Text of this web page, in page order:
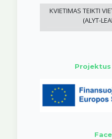
KVIETIMAS TEIKTI
(ALYT-